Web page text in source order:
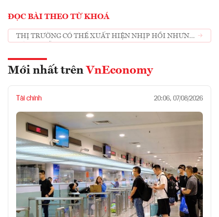
ĐỌC BÀI THEO TỪ KHOÁ
THỊ TRƯỜNG CÓ THỂ XUẤT HIỆN NHỊP HỒI NHƯNG
Mới nhất trên VnEconomy
Tài chính 20:06, 07/08/2026